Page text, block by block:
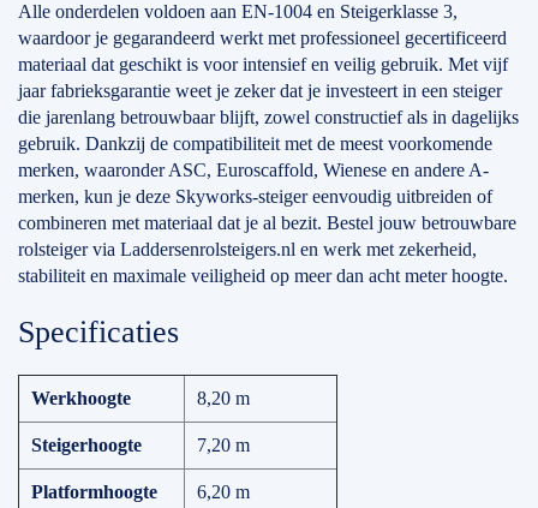
Alle onderdelen voldoen aan EN-1004 en Steigerklasse 3,
waardoor je gegarandeerd werkt met professioneel gecertificeerd
materiaal dat geschikt is voor intensief en veilig gebruik. Met vijf
jaar fabrieksgarantie weet je zeker dat je investeert in een steiger
die jarenlang betrouwbaar blijft, zowel constructief als in dagelijks
gebruik. Dankzij de compatibiliteit met de meest voorkomende
merken, waaronder ASC, Euroscaffold, Wienese en andere A-
merken, kun je deze Skyworks-steiger eenvoudig uitbreiden of
combineren met materiaal dat je al bezit. Bestel jouw betrouwbare
rolsteiger via Laddersenrolsteigers.nl en werk met zekerheid,
stabiliteit en maximale veiligheid op meer dan acht meter hoogte.
Specificaties
Werkhoogte 8,20 m
Steigerhoogte 7,20 m
Platformhoogte 6,20 m